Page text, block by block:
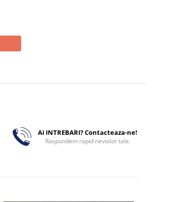
Ai INTREBARI? Contacteaza-ne!
Raspundem rapid nevoilor tale.